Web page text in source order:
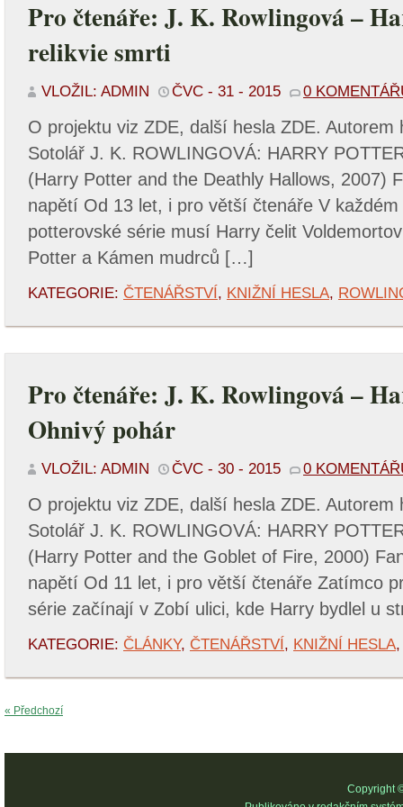
Pro čtenáře: J. K. Rowlingová –
relikvie smrti
VLOŽIL: ADMIN ČVC - 31 - 2015 0
O projektu viz ZDE, další hesla ZDE. Autorem
Sotolář J. K. ROWLINGOVÁ: HARRY
(Harry Potter and the Deathly Hallows, 2007)
napětí Od 13 let, i pro větší čtenáře V
potterovské série musí Harry čelit
Potter a Kámen mudrců […]
KATEGORIE: ČTENÁŘSTVÍ, KNIŽNÍ HESLA,
Pro čtenáře: J. K. Rowlingová –
Ohnivý pohár
VLOŽIL: ADMIN ČVC - 30 - 2015 0
O projektu viz ZDE, další hesla ZDE. Autorem
Sotolář J. K. ROWLINGOVÁ: HARRY
(Harry Potter and the Goblet of Fire, 2000)
napětí Od 11 let, i pro větší čtenáře Zatímco
série začínají v Zobí ulici, kde Harry bydlel u
KATEGORIE: ČLÁNKY, ČTENÁŘSTVÍ, KNIŽNÍ HESLA
« Předchozí
Copyright